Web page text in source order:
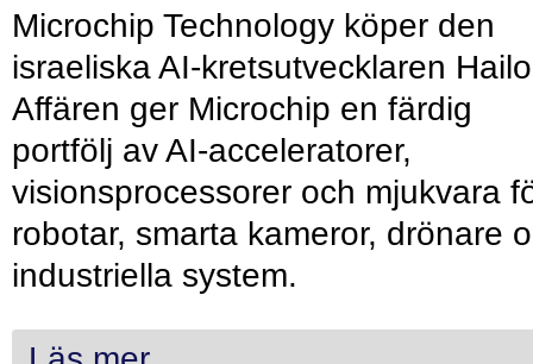
Microchip Technology köper den
israeliska AI-kretsutvecklaren
Affären ger Microchip en färdig
portfölj av AI-acceleratorer,
visionsprocessorer och mjukvara
robotar, smarta kameror, drönare
industriella system.